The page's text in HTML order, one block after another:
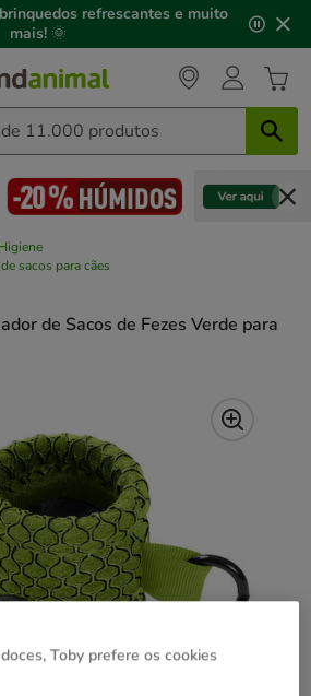
refrescantes e muito
mais! 🌞
sacos para cães
de Sacos de Fezes Verde para
Toby prefere os cookies